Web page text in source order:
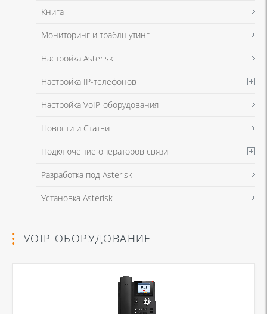
Книга
Мониторинг и траблшутинг
Настройка Asterisk
Настройка IP-телефонов
Настройка VoIP-оборудования
Новости и Статьи
Подключение операторов связи
Разработка под Asterisk
Установка Asterisk
VOIP ОБОРУДОВАНИЕ